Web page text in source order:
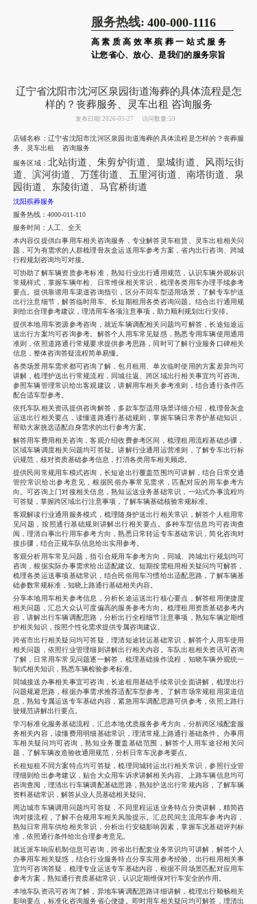
服务热线: 400-000-1116
高素质高效率殡葬一站式服务
让您省心、放心、是我们的服务宗旨
辽宁省沈阳市沈河区泉园街道海葬的具体流程是怎
样的？丧葬服务、灵车出租 咨询服务
发布日期:2026-05-27 访问数量:59
店铺名称：辽宁省沈阳市沈河区泉园街道海葬的具体流程是怎样的？丧葬服
务、灵车出租 咨询服务
服务区域：北站街道、朱剪炉街道、皇城街道、风雨坛街
道、滨河街道、万莲街道、五里河街道、南塔街道、泉
园街道、东陵街道、马官桥街道
沈阳殡葬服务
服务热线：4000-011-110
服务时间：人工、全天
本内容仅提供白事用车相关咨询服务，专业解答灵车租赁、灵车出租相关问
题，可为有需求的人群梳理骨灰盒运送用车参考方案，省内出行咨询、跨城
行程规划咨询均可对接。
可协助了解车辆资质参考标准，熟知行业出行通用规范，认识车辆外观标识
常规样式，掌握车辆年检、日常维保相关常识，梳理各类用车办理手续参考
要点。提供靠谱用车渠道咨询指引，区分不同车型适用场景，了解专车护送
出行注意细节，解答临时用车、长短期租用各类咨询问题。结合出行通用规
则给出合理参考建议，理清用车各项注意事项，助力顺利规划出行安排。
提供本地用车资源参考咨询，就近车辆调配相关问题均可解答，长途短途运
送出行方案均可咨询参考。解答个人用车常见疑惑，熟悉专用车辆使用通用
准则，依照道路通行常规要求提供参考思路，同时可了解行业服务口碑相关
信息，整体咨询答疑流程简单易懂。
各类场景用车需求都可咨询了解，包月租用、单次临时使用的方案差异均可
讲解，梳理护送出行常规流程，同城往返、跨区域出行相关事宜均可咨询。
参照车辆管理常识给出客观建议，讲解用车相关参考准则，结合通行条件匹
配合适车型参考。
依托车队相关资讯提供咨询解答，多款车型适用场景详细介绍，梳理骨灰盒
运送出行相关要点，读懂道路通行基础规则，掌握车辆日常养护基础知识，
帮助大家挑选适配自身需求的出行参考方案。
解答用车费用相关咨询，客观介绍收费参考区间，梳理租用流程基础步骤，
区域车辆调度相关问题均可答疑。讲解行业通用运营准则，了解专车出行标
识规范，核对资质基础参考信息，打消各类用车相关顾虑。
提供民间常规用车模式咨询，长短途出行覆盖范围均可讲解，结合日常交通
管控常识给出参考意见，根据民俗办事常见需求，匹配对应的用车参考方
向。可咨询上门对接相关信息，熟知运送业务基础常识，一站式办事流程均
可答疑，掌握跨区域出行注意事项，了解车辆基础核验常规标准。
客观解读行业通用服务模式，梳理随身护送出行相关常识，解答个人租用常
见问题，按照通行基础规则讲解出行相关要点。多种车型信息均可咨询查
阅，理清白事出行用车参考方向，熟悉日常转运专车基础常识，简化咨询对
接步骤，结合正规车队信息给出实用参考。
客观分析用车常见问题，指引合规用车参考方向，同城、跨城出行规划均可
咨询，根据实际办事需求给出适配建议。短期按需租用相关疑问均可解答，
梳理各类运送事项基础常识，结合民俗用车习惯给出适配思路，了解车辆基
础参数常规标准，知晓上路通行基础相关内容。
分享本地用车相关参考信息，分析长途运送出行核心要点，解答租用便捷度
相关问题，汇总大众认可度偏高的服务参考方向。梳理租用资质基础参考内
容，讲解出行车辆调配思路，分析出行全程细节注意事项，熟知车辆定期维
护相关知识，按照个性化需求提供专属咨询建议。
跨省市出行相关疑问均可答疑，理清短途转运基础常识，解答个人用车使用
相关问题，依照行业管理细则讲解出行相关内容。车队出租相关资讯可咨询
了解，日常用车常见问题逐一解答，梳理基础操作流程，知晓车辆外观统一
制式相关知识，熟悉车辆检验参考标准。
同城接送办事相关事宜可咨询，长途租用基础手续常识全面讲解，梳理出行
问题规避思路，根据办事需求推荐适配车型参考。了解市场常规租用渠道信
息，熟知专属运送专车基础内容，紧急用车调配思路可供参考，依照上路行
驶规范讲解出行要点。
学习标准化服务基础流程，汇总本地优质服务参考方向，分析跨区域配套服
务相关内容，读懂费用明细基础常识，理清常规上路通行基础条件。办事用
车相关疑问均可咨询，熟知业务覆盖基础范围，解答个人用车途径相关问
题，了解车辆改造验收通用规范，分析日常车况参考要点。
长租短租不同方案特点均可答疑，梳理同城转运出行相关常识，参照行业管
理细则给出参考建议，贴合大众用车诉求讲解相关内容。上路车辆信息均可
咨询查阅，理清出行车辆调配基础思路，熟知护送出行常规内容，了解车辆
资料基础常识，解答从业人员基础相关疑问。
周边城市车辆调用问题均可答疑，不同里程运送业务特点分类讲解，精简咨
询对接流程，了解不合规用车相关风险提示。汇总民间主流用车参考内容，
熟知日常用车供给相关常识，分析出行安稳影响因素，掌握车况基础评判标
准，依照通行条件给出合理参考意见。
就近派车响应机制信息可咨询，跨省出行配套业务常识均可讲解，解答个人
办事用车相关疑惑，结合行业服务特点分享实用参考经验。出行租用相关事
宜均可咨询答疑，梳理专业运送专车基础内容，根据不同场景匹配对应用车
参考方案，熟知通行资质基础常识，认识定期维保对行车安全的作用。
本地车队资讯可咨询了解，异地车辆调配思路详细讲解，梳理出行顺畅相关
影响要点，标准化咨询服务省心便捷。即时用车相关疑问均可解答，理清出